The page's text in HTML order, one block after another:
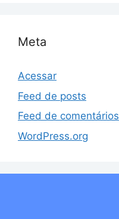
Meta
Acessar
Feed de posts
Feed de comentários
WordPress.org